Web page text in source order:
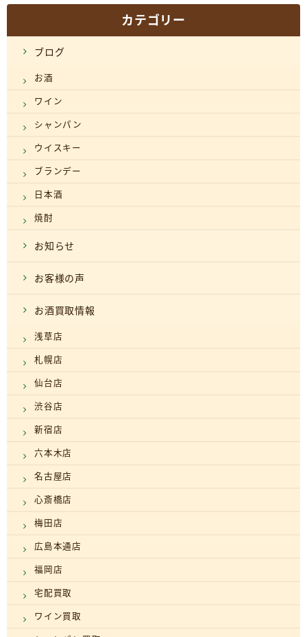
カテゴリー
ブログ
お酒
ワイン
シャンパン
ウイスキー
ブランデー
日本酒
焼酎
お知らせ
お客様の声
お酒買取情報
浅草店
札幌店
仙台店
渋谷店
新宿店
六本木店
名古屋店
心斎橋店
梅田店
広島本通店
福岡店
宅配買取
ワイン買取